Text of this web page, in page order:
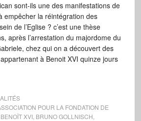
sont-ils une des manifestations de
empêcher la réintégration des
de l’Eglise ? c’est une thèse
après l’arrestation du majordome du
chez qui on a découvert des
à Benoit XVI quinze jours
POUR LA FONDATION DE
BENOÎT XVI, BRUNO GOLLNISCH